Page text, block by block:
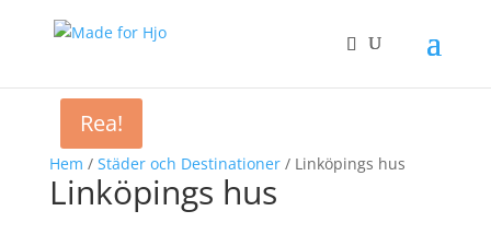
Hem / Städer och Destinationer/ Linköpings hus
Linköpings hus
Rea!